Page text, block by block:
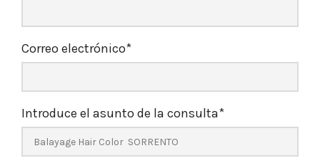
Correo electrónico*
Introduce el asunto de la consulta*